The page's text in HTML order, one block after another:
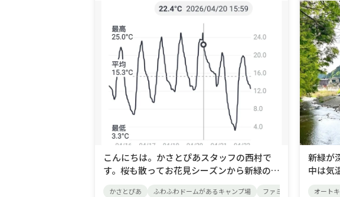
こんにちは。かさとぴあスタッフの西村で
す。桜も散ってお花見シーズンから新緑のシ
かさとぴあ ふわふわドームがあるキャンプ場 ファミリーキャンプ
新緑が
中は気
オート